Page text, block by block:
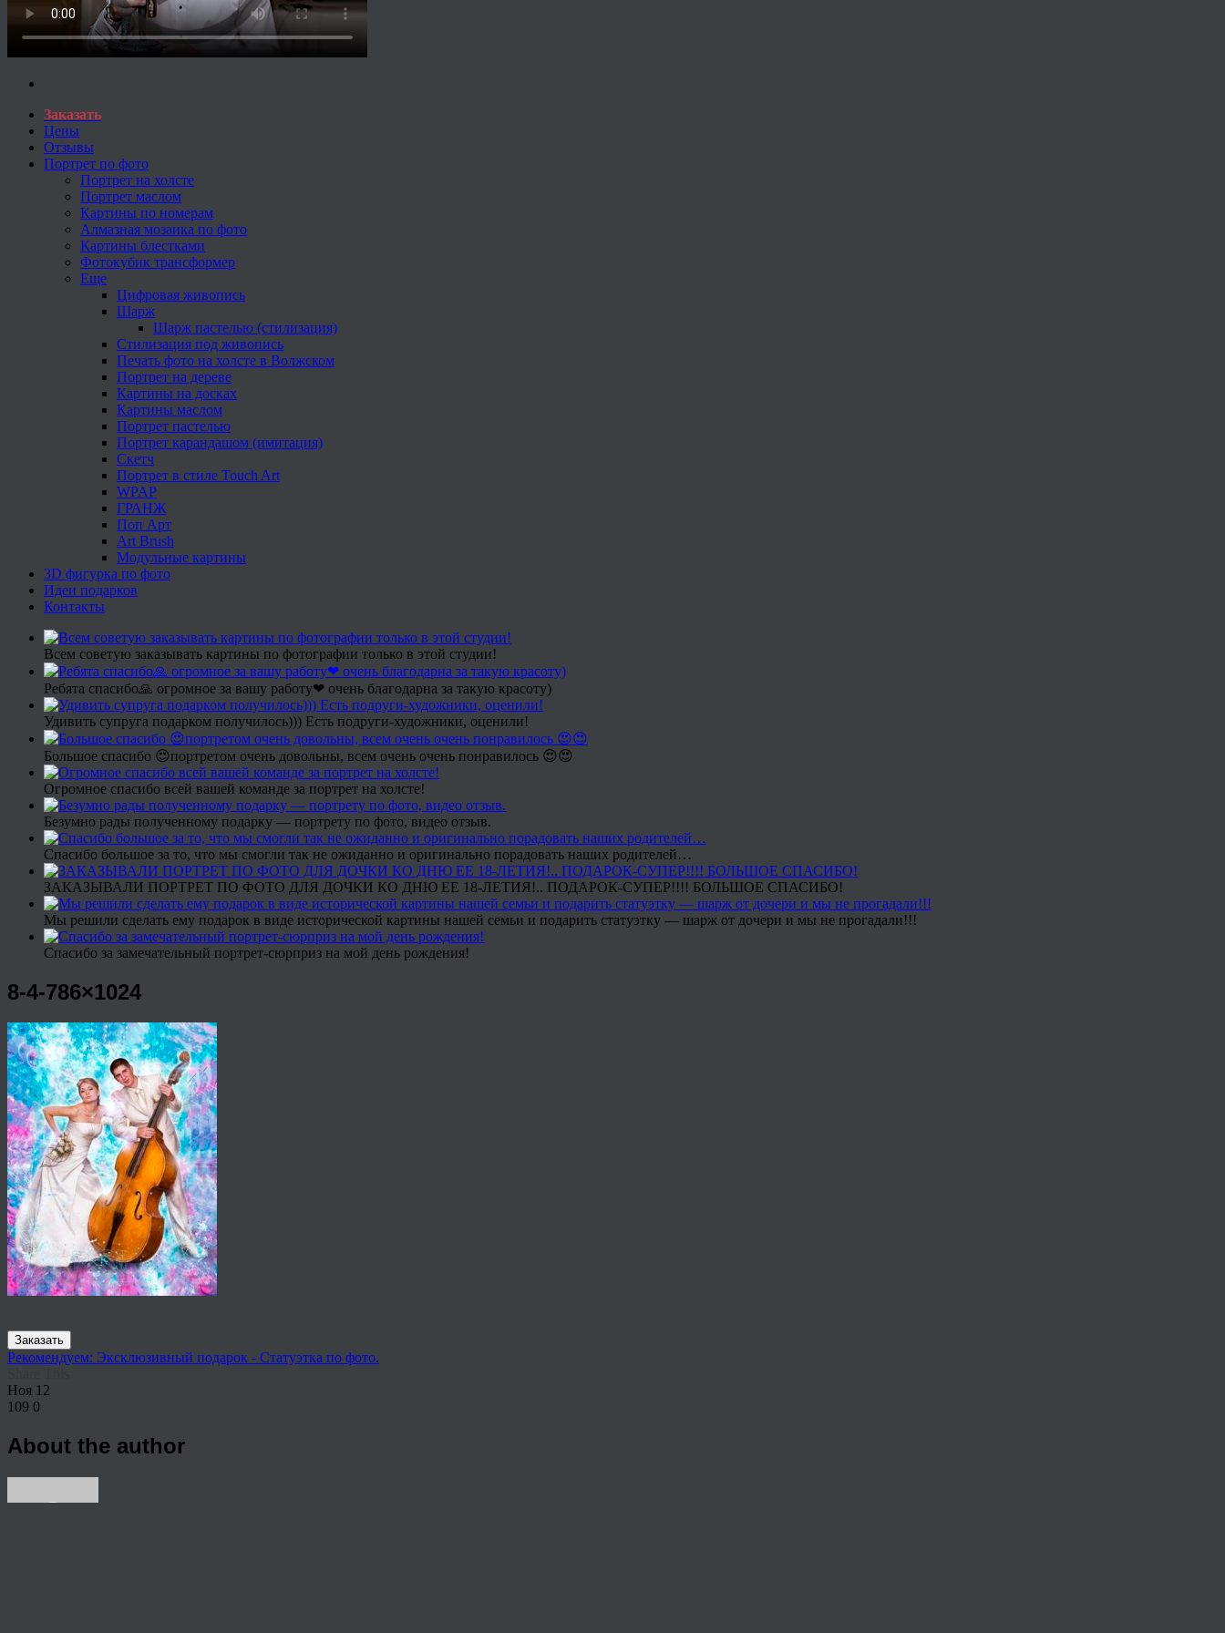
Заказать
Цены
Отзывы
Портрет по фото
Портрет на холсте
Портрет маслом
Картины по номерам
Алмазная мозаика по фото
Картины блестками
Фотокубик трансформер
Еще
Цифровая живопись
Шарж
Шарж пастелью (стилизация)
Стилизация под живопись
Печать фото на холсте в Волжском
Портрет на дереве
Картины на досках
Картины маслом
Портрет пастелью
Портрет карандашом (имитация)
Скетч
Портрет в стиле Touch Art
WPAP
ГРАНЖ
Поп Арт
Art Brush
Модульные картины
3D фигурка по фото
Идеи подарков
Контакты
Всем советую заказывать картины по фотографии только в этой студии!
Ребята спасибо🙏 огромное за вашу работу❤ очень благодарна за такую красоту)
Удивить супруга подарком получилось))) Есть подруги-художники, оценили!
Большое спасибо 😍портретом очень довольны, всем очень очень понравилось 😍😍
Огромное спасибо всей вашей команде за портрет на холсте!
Безумно рады полученному подарку — портрету по фото, видео отзыв.
Спасибо большое за то, что мы смогли так не ожиданно и оригинально порадовать наших родителей…
ЗАКАЗЫВАЛИ ПОРТРЕТ ПО ФОТО ДЛЯ ДОЧКИ КО ДНЮ ЕЕ 18-ЛЕТИЯ!.. ПОДАРОК-СУПЕР!!!! БОЛЬШОЕ СПАСИБО!
Мы решили сделать ему подарок в виде исторической картины нашей семьи и подарить статуэтку — шарж от дочери и мы не прогадали!!!
Спасибо за замечательный портрет-сюрприз на мой день рождения!
8-4-786×1024
Заказать
Рекомендуем: Эксклюзивный подарок - Статуэтка по фото.
Ноя 12
109 0
About the author